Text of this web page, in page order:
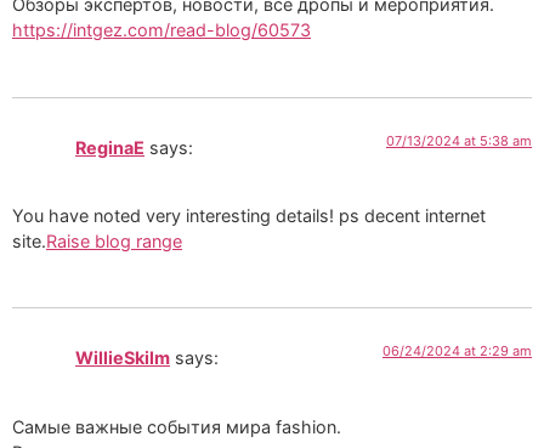
Обзоры экспертов, новости, все дропы и мероприятия.
https://intgez.com/read-blog/60573
ReginaE says: 07/13/2024 at 5:38 am
You have noted very interesting details! ps decent internet
site.Raise blog range
WillieSkilm says: 06/24/2024 at 2:29 am
Самые важные события мира fashion.